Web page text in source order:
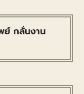
ย์ กลั่นงาน